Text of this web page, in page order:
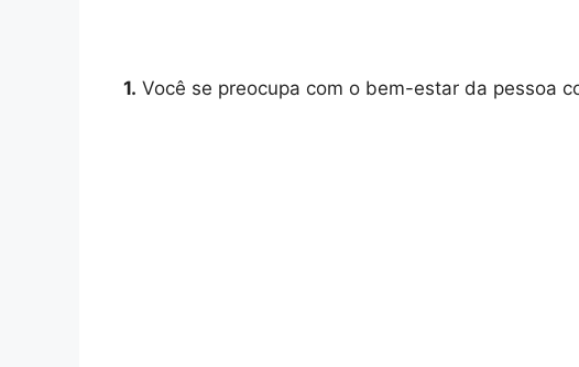
1. Você se preocupa com o bem-estar da pessoa